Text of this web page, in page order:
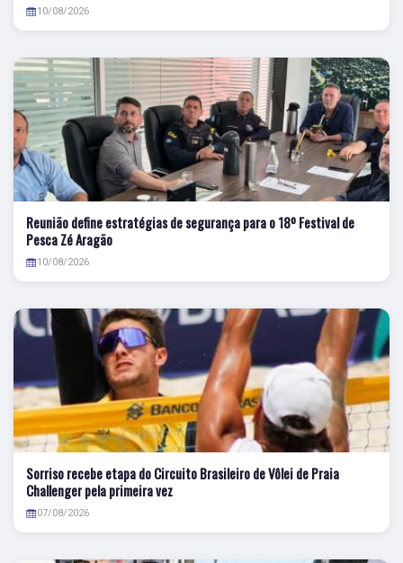
10/08/2026
Reunião define estratégias de segurança para o 18º Festival de
Pesca Zé Aragão
10/08/2026
Sorriso recebe etapa do Circuito Brasileiro de Vôlei de Praia
Challenger pela primeira vez
07/08/2026